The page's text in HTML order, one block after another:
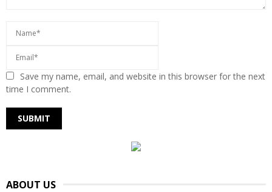
Save my name, email, and website in this browser for the next
time I comment.
ABOUT US